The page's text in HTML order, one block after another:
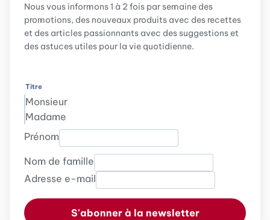
Nous vous informons 1 à 2 fois par semaine des
promotions, des nouveaux produits avec des recettes
et des articles passionnants avec des suggestions et
des astuces utiles pour la vie quotidienne.
Titre
Monsieur
Madame
Prénom
Nom de famille
Adresse e-mail
S'abonner à la newsletter